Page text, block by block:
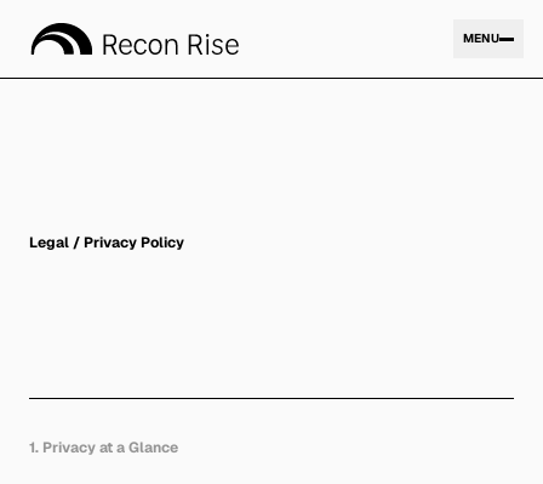
MENU
Research
Legal / Privacy Policy
1. Privacy at a Glance